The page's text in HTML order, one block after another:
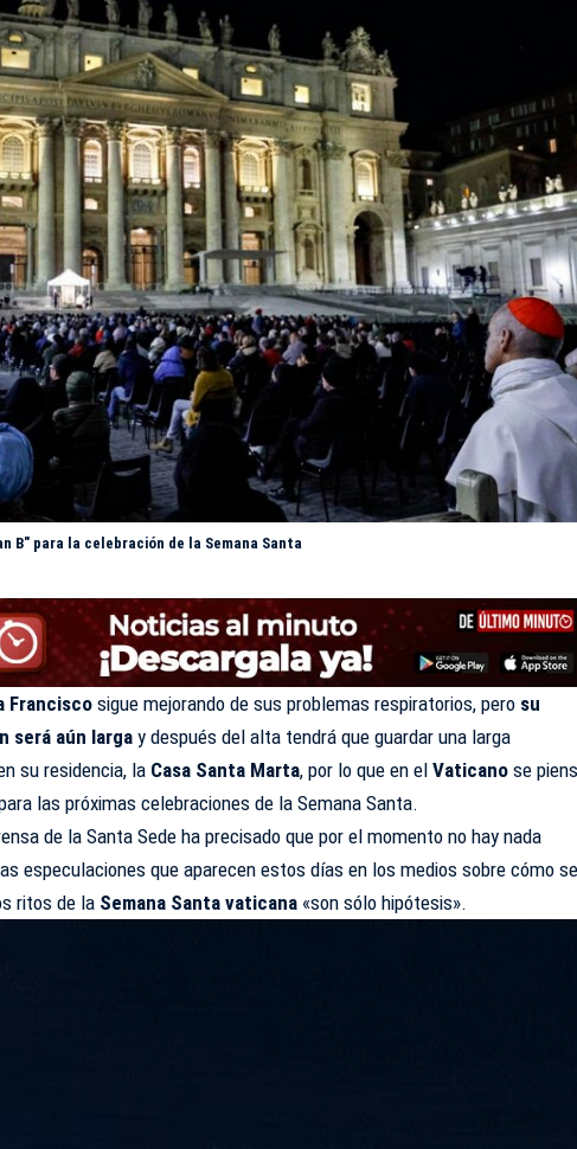
B" para la celebración de la Semana Santa
Francisco sigue mejorando de sus problemas respiratorios, pero su
será aún largay después del alta tendrá que guardar una larga
su residencia, la Casa Santa Marta, por lo que en elVaticano se
las próximas celebraciones de la Semana Santa.
de la Santa Sede ha precisado que por el momento no hay nada
especulaciones que aparecen estos días en los medios sobre cómo se
ritos de la Semana Santa vaticana «son sólo hipótesis».